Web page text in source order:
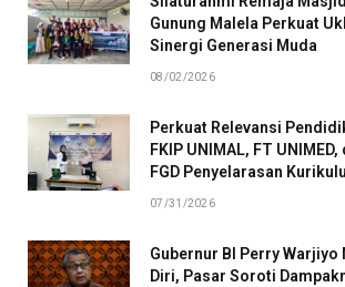
Gunung Malela Perkuat
Sinergi Generasi Muda
08/02/2026
Perkuat Relevansi
FKIP UNIMAL, FT
FGD Penyelarasan
07/31/2026
Gubernur BI Perry Warjiyo
Diri, Pasar Soroti